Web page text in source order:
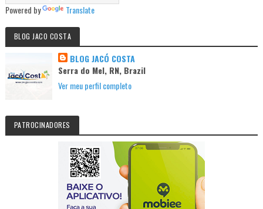
Powered by Translate
BLOG JACO COSTA
BLOG JACÓ COSTA
Serra do Mel, RN, Brazil
Ver meu perfil completo
PATROCINADORES